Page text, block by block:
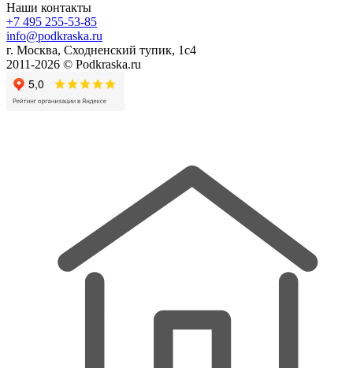
Наши контакты
+7 495 255-53-85
info@podkraska.ru
г. Москва, Сходненский тупик, 1с4
2011-2026 © Podkraska.ru